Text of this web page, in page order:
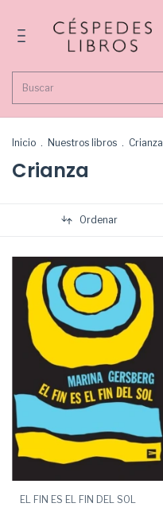
Inicio . Nuestros libros . Crianza
Crianza
Ordenar
EL FIN ES EL FIN DEL SOL